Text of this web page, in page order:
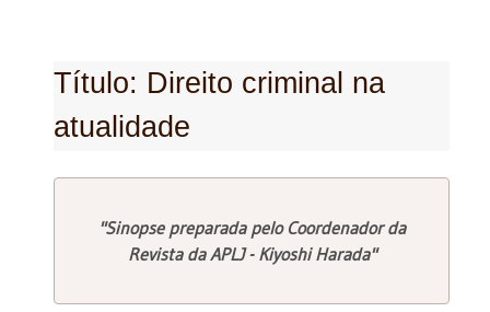
Título: Direito criminal na
atualidade
"Sinopse preparada pelo Coordenador da
Revista da APLJ - Kiyoshi Harada"